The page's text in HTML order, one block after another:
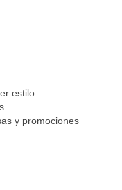
estilo
y promociones